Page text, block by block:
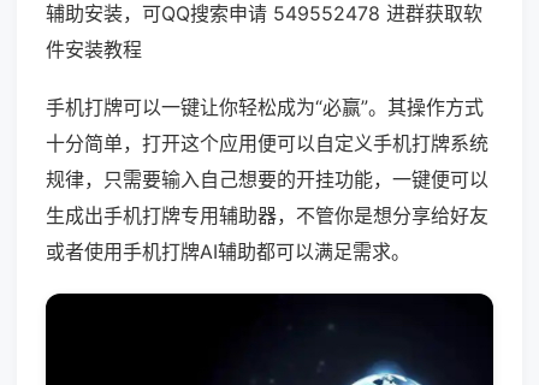
辅助安装，可QQ搜索申请 549552478 进群获取软
件安装教程
手机打牌可以一键让你轻松成为“必赢”。其操作方式
十分简单，打开这个应用便可以自定义手机打牌系统
规律，只需要输入自己想要的开挂功能，一键便可以
生成出手机打牌专用辅助器，不管你是想分享给好友
或者使用手机打牌AI辅助都可以满足需求。